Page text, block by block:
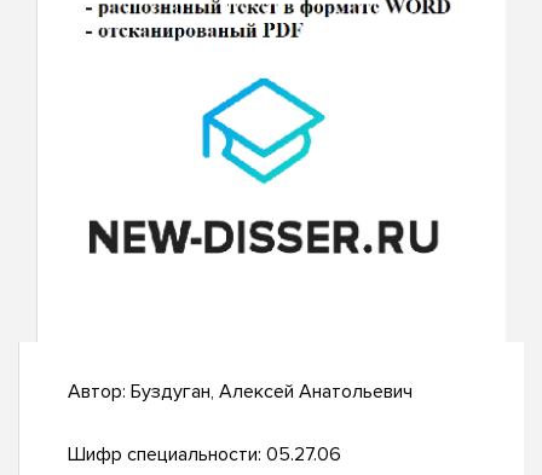
Автор: Буздуган, Алексей Анатольевич
Шифр специальности: 05.27.06